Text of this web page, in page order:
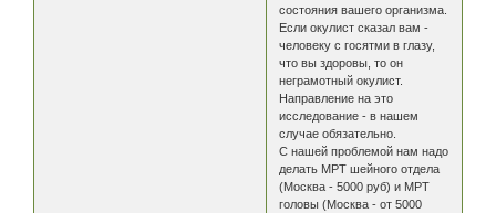
состояния вашего организма.
Если окулист сказал вам -
человеку с госятми в глазу,
что вы здоровы, то он
неграмотный окулист.
Направление на это
исследование - в нашем
случае обязательно.
С нашей проблемой нам надо
делать МРТ шейного отдела
(Москва - 5000 руб) и МРТ
головы (Москва - от 5000